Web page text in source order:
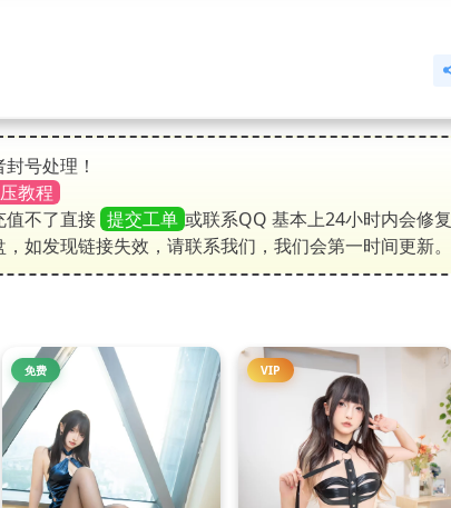
号处理！
教程
值不了直接 提交工单 或联系QQ 基本上24小时内会修复
如发现链接失效，请联系我们，我们会第一时间更新。
免费 VIP